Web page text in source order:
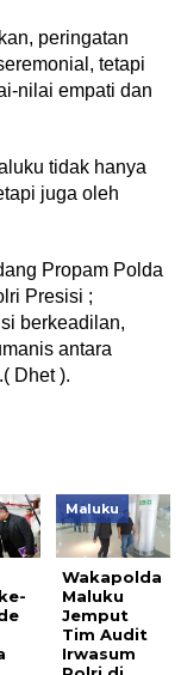
peringatan
tetapi
nilai empati dan
tidak hanya
juga oleh
Propam Polda
Presisi ;
berkeadilan,
antara
Dhet ).
Maluku
Wakapolda
Maluku
Jemput
Tim Audit
Irwasum